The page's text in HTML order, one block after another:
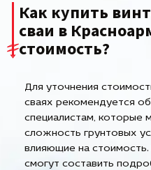
Как купить
сваи в
стоимость?
Для уточнения
сваях рекомендуется
специалистам, которые
сложность грунтовых
влияющие на
смогут составить